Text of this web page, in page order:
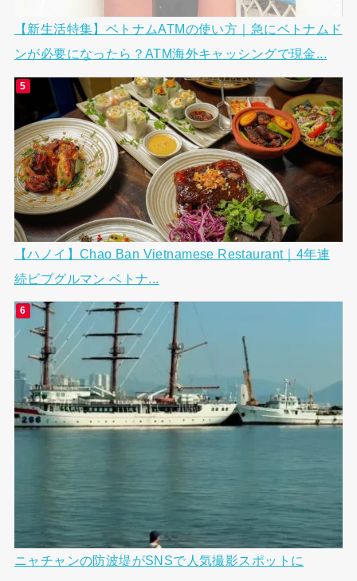
【新生活特集】ベトナムATMの使い方｜急にベトナムド
ンが必要になったら？ATM海外キャッシングで現金...
【ハノイ】Chao Ban Vietnamese Restaurant｜4年連
続ビブグルマン ベトナ...
ニャチャンの防波堤がSNSで人気撮影スポットに